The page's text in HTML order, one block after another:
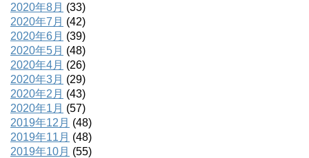
2020年8月 (33)
2020年7月 (42)
2020年6月 (39)
2020年5月 (48)
2020年4月 (26)
2020年3月 (29)
2020年2月 (43)
2020年1月 (57)
2019年12月 (48)
2019年11月 (48)
2019年10月 (55)